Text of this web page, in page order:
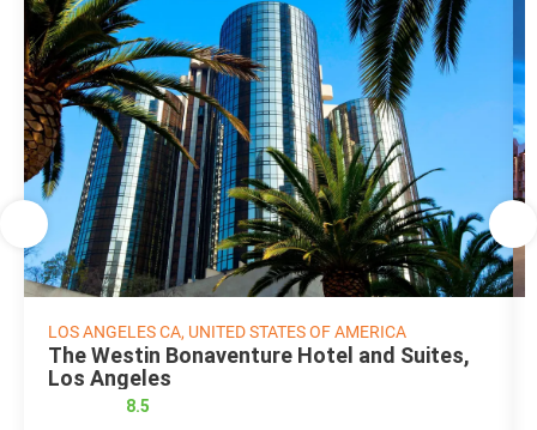
LOS ANGELES CA, UNITED STATES OF AMERICA
The Westin Bonaventure Hotel and Suites,
Los Angeles
8.5